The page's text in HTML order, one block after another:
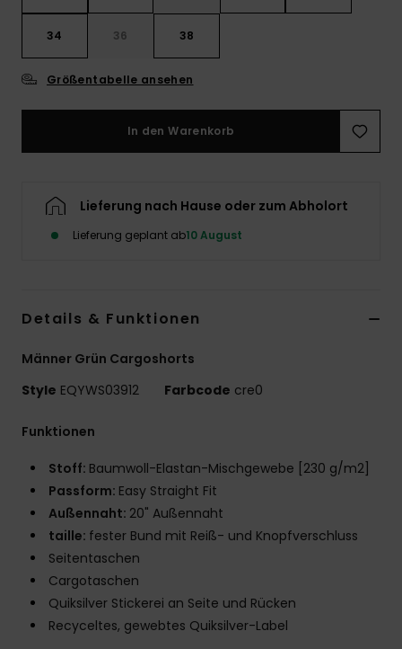
34 36 38
Größentabelle ansehen
In den Warenkorb
Lieferung nach Hause oder zum Abholort
Lieferung geplant ab10 August
Details & Funktionen
Männer Grün Cargoshorts
Style EQYWS03912 Farbcode cre0
Funktionen
Stoff: Baumwoll-Elastan-Mischgewebe [230 g/m2]
Passform: Easy Straight Fit
Außennaht: 20" Außennaht
taille: fester Bund mit Reiß- und Knopfverschluss
Seitentaschen
Cargotaschen
Quiksilver Stickerei an Seite und Rücken
Recyceltes, gewebtes Quiksilver-Label